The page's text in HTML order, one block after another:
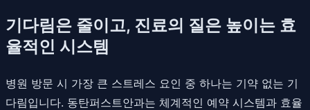
기다림은 줄이고, 진료의 질은 높이는 효
율적인 시스템
병원 방문 시 가장 큰 스트레스 요인 중 하나는 기약 없는 기
다림입니다. 동탄퍼스트안과는 체계적인 예약 시스템과 효율